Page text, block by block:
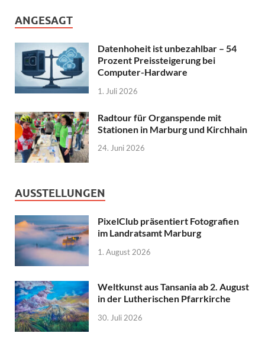
ANGESAGT
Datenhoheit ist unbezahlbar – 54
Prozent Preissteigerung bei
Computer-Hardware
1. Juli 2026
Radtour für Organspende mit
Stationen in Marburg und Kirchhain
24. Juni 2026
AUSSTELLUNGEN
PixelClub präsentiert Fotografien
im Landratsamt Marburg
1. August 2026
Weltkunst aus Tansania ab 2. August
in der Lutherischen Pfarrkirche
30. Juli 2026